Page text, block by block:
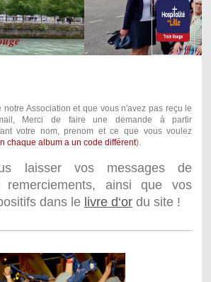
notre Association et que vous n'avez pas reçu le
Merci de faire une demande à partir
votre nom, prenom et ce que vous voulez
chaque album a un code différent).
laisser vos messages de
remerciements, ainsi que vos
dans le livre d‘ordu site !